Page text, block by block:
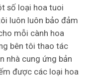
số loại hoa tuoi
luôn luôn bảo đảm
mỗi cành hoa
bên tôi thao tác
nhà cung ứng bản
được các loại hoa